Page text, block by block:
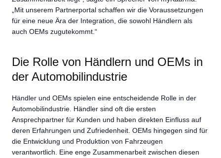
„Mit unserem Partnerportal schaffen wir die Voraussetzungen
für eine neue Ära der Integration, die sowohl Händlern als
auch OEMs zugutekommt.“
Die Rolle von Händlern und OEMs in
der Automobilindustrie
Händler und OEMs spielen eine entscheidende Rolle in der
Automobilindustrie. Händler sind oft die ersten
Ansprechpartner für Kunden und haben direkten Einfluss auf
deren Erfahrungen und Zufriedenheit. OEMs hingegen sind für
die Entwicklung und Produktion von Fahrzeugen
verantwortlich. Eine enge Zusammenarbeit zwischen diesen